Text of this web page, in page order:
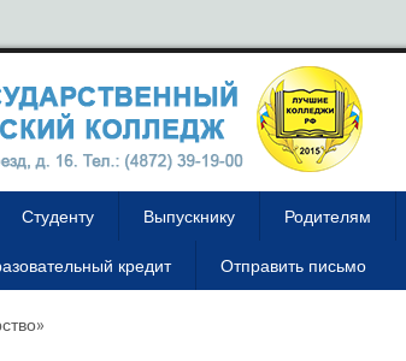
Студенту Выпускнику Родителям
кредит Отправить письмо